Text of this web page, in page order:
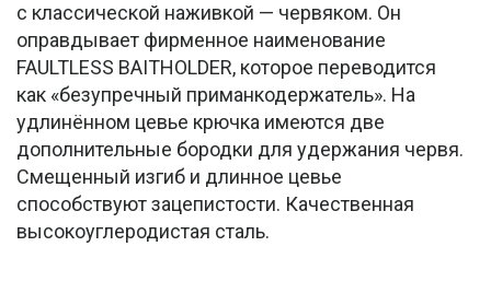
с классической наживкой — червяком. Он
оправдывает фирменное наименование
FAULTLESS BAITHOLDER, которое переводится
как «безупречный приманкодержатель». На
удлинённом цевье крючка имеются две
дополнительные бородки для удержания червя.
Смещенный изгиб и длинное цевье
способствуют зацепистости. Качественная
высокоуглеродистая сталь.